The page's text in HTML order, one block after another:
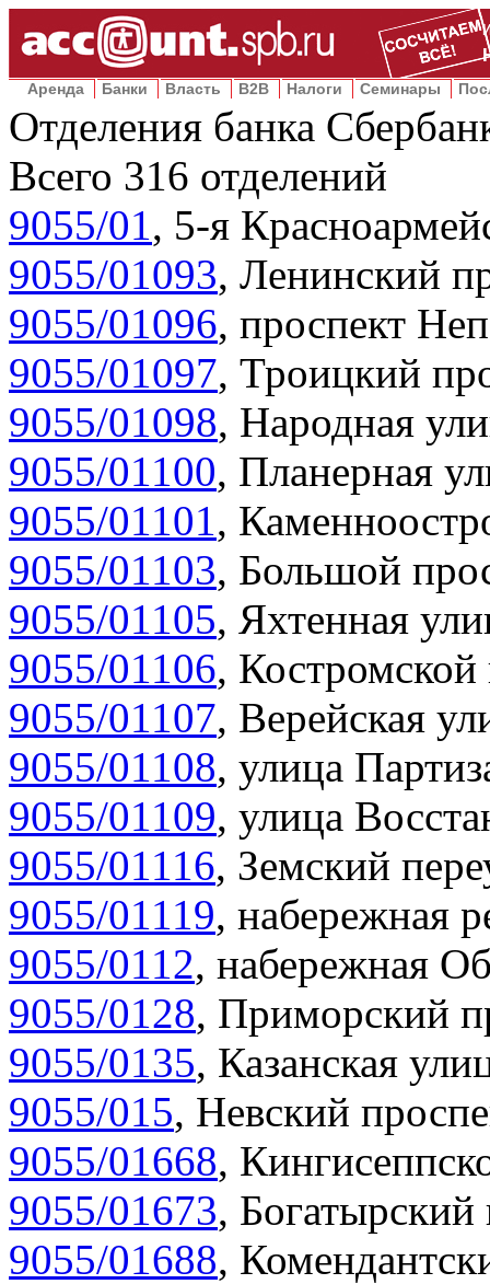
Аренда Банки Власть B2B Налоги Семинары
Отделения банка
Всего 316 отделений
9055/01, 5-я
9055/01093, Ленинский
9055/01096, проспект
9055/01097, Троицкий
9055/01098, Народная
9055/01100, Планерная
9055/01101,
9055/01103, Большой
9055/01105, Яхтенная
9055/01106, Костромской
9055/01107, Верейская
9055/01108, улица
9055/01109, улица
9055/01116, Земский
9055/01119, набережная
9055/0112, набережная
9055/0128, Приморский
9055/0135, Казанская
9055/015, Невский
9055/01668,
9055/01673, Богатырский
9055/01688,